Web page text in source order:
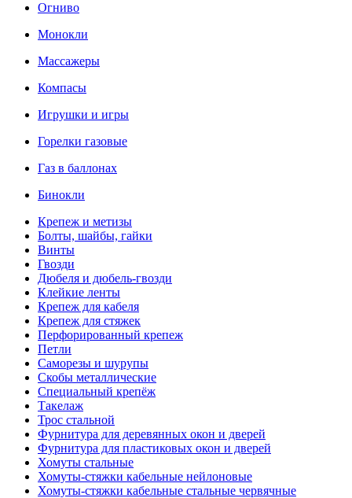
Огниво
Монокли
Массажеры
Компасы
Игрушки и игры
Горелки газовые
Газ в баллонах
Бинокли
Крепеж и метизы
Болты, шайбы, гайки
Винты
Гвозди
Дюбеля и дюбель-гвозди
Клейкие ленты
Крепеж для кабеля
Крепеж для стяжек
Перфорированный крепеж
Петли
Саморезы и шурупы
Скобы металлические
Специальный крепёж
Такелаж
Трос стальной
Фурнитура для деревянных окон и дверей
Фурнитура для пластиковых окон и дверей
Хомуты стальные
Хомуты-стяжки кабельные нейлоновые
Хомуты-стяжки кабельные стальные червячные